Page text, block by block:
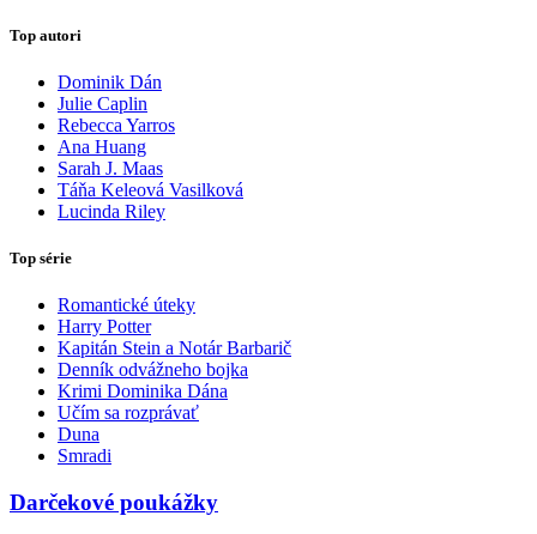
Top autori
Dominik Dán
Julie Caplin
Rebecca Yarros
Ana Huang
Sarah J. Maas
Táňa Keleová Vasilková
Lucinda Riley
Top série
Romantické úteky
Harry Potter
Kapitán Stein a Notár Barbarič
Denník odvážneho bojka
Krimi Dominika Dána
Učím sa rozprávať
Duna
Smradi
Darčekové poukážky